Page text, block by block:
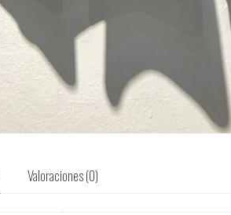
Valoraciones (0)